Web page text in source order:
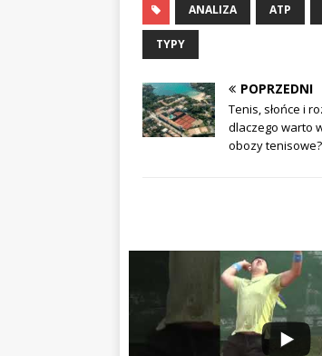
ANALIZA ATP
TYPY
POPRZEDNI
Tenis, słońce i
dlaczego warto
obozy tenisowe?